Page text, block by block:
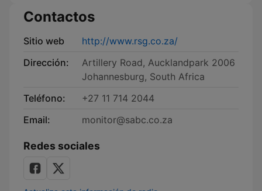
Contactos
Sitio web
http://www.rsg.co.za/
Dirección:
Artillery Road, Aucklandpark 2006
Johannesburg, South Africa
Teléfono:
+27 11 714 2044
Email:
monitor@sabc.co.za
Redes sociales